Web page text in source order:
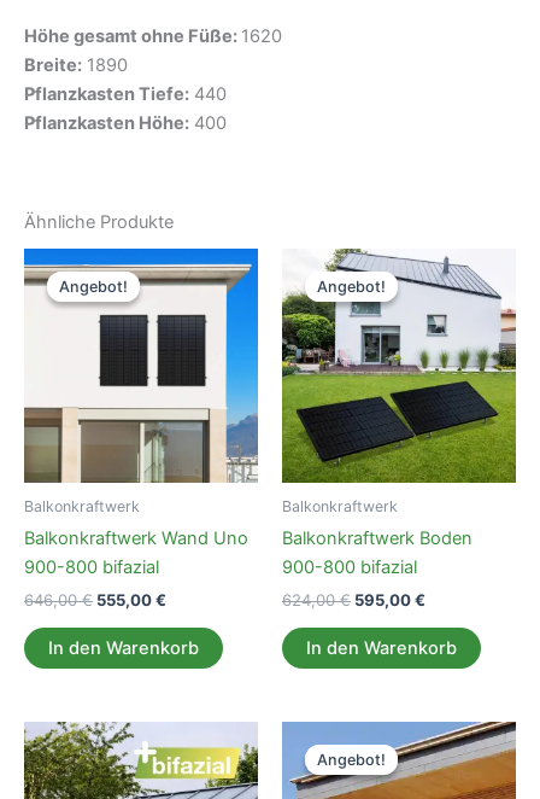
Höhe gesamt ohne Füße: 1620
Breite: 1890
Pflanzkasten Tiefe: 440
Pflanzkasten Höhe: 400
Ähnliche Produkte
Angebot!
Angebot!
Balkonkraftwerk
Balkonkraftwerk Wand Uno
900-800 bifazial
646,00€ Ursprünglicher
war:
646,00 €
555,00€
ist:
555,00 €.
In den Warenkorb
Angebot!
Angebot!
Balkonkraftwerk
Balkonkraftwerk Boden
900-800 bifazial
624,00€ Ursprünglicher
war:
624,00 €
595,00€
ist:
595,00 €.
In den Warenkorb
Angebot!
Angebot!